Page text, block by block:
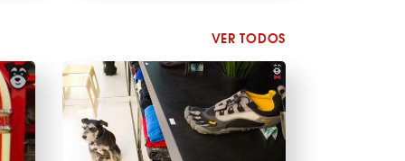
VER TODOS